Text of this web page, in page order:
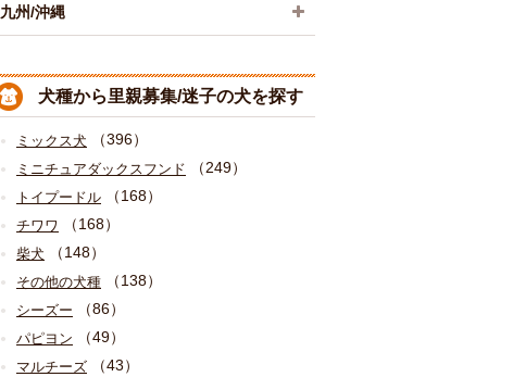
九州/沖縄
犬種から里親募集/迷子の犬を探す
ミックス犬 （396）
ミニチュアダックスフンド （249）
トイプードル （168）
チワワ （168）
柴犬 （148）
その他の犬種 （138）
シーズー （86）
パピヨン （49）
マルチーズ （43）